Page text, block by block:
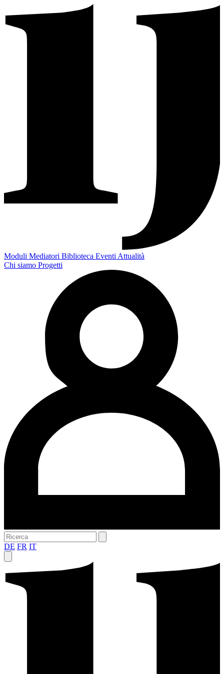
Moduli Mediatori Biblioteca Eventi Attualità
Chi siamo Progetti
DE FR IT